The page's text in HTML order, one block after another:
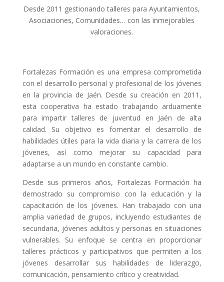
Desde 2011 gestionando talleres para Ayuntamientos,
Asociaciones, Comunidades… con las inmejorables
valoraciones.
Fortalezas Formación es una empresa comprometida
con el desarrollo personal y profesional de los jóvenes
en la provincia de Jaén. Desde su creación en 2011,
esta cooperativa ha estado trabajando arduamente
para impartir talleres de juventud en Jaén de alta
calidad. Su objetivo es fomentar el desarrollo de
habilidades útiles para la vida diaria y la carrera de los
jóvenes, así como mejorar su capacidad para
adaptarse a un mundo en constante cambio.
Desde sus primeros años, Fortalezas Formación ha
demostrado su compromiso con la educación y la
capacitación de los jóvenes. Han trabajado con una
amplia variedad de grupos, incluyendo estudiantes de
secundaria, jóvenes adultos y personas en situaciones
vulnerables. Su enfoque se centra en proporcionar
talleres prácticos y participativos que permiten a los
jóvenes desarrollar sus habilidades de liderazgo,
comunicación, pensamiento crítico y creatividad.